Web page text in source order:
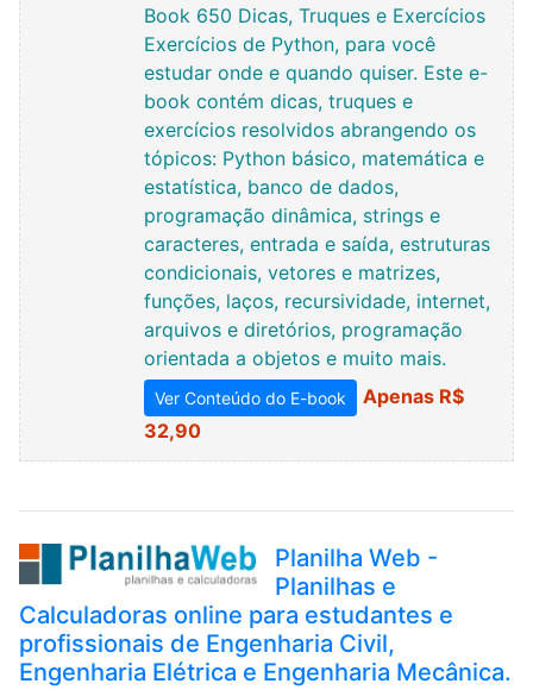
Book 650 Dicas, Truques e Exercícios
Exercícios de Python, para você
estudar onde e quando quiser. Este e-
book contém dicas, truques e
exercícios resolvidos abrangendo os
tópicos: Python básico, matemática e
estatística, banco de dados,
programação dinâmica, strings e
caracteres, entrada e saída, estruturas
condicionais, vetores e matrizes,
funções, laços, recursividade, internet,
arquivos e diretórios, programação
orientada a objetos e muito mais.
Ver Conteúdo do E-book
Apenas R$
32,90
Planilha Web -
Planilhas e
Calculadoras online para estudantes e
profissionais de Engenharia Civil,
Engenharia Elétrica e Engenharia Mecânica.